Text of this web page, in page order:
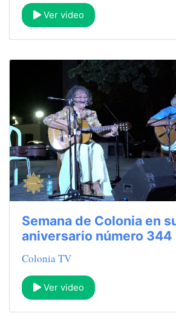
Ver video
Semana de Colonia en
aniversario número 344
Colonia TV
Ver video